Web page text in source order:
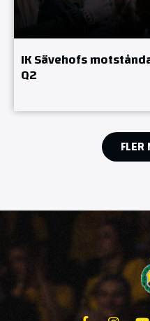
IK Sävehofs
Q2